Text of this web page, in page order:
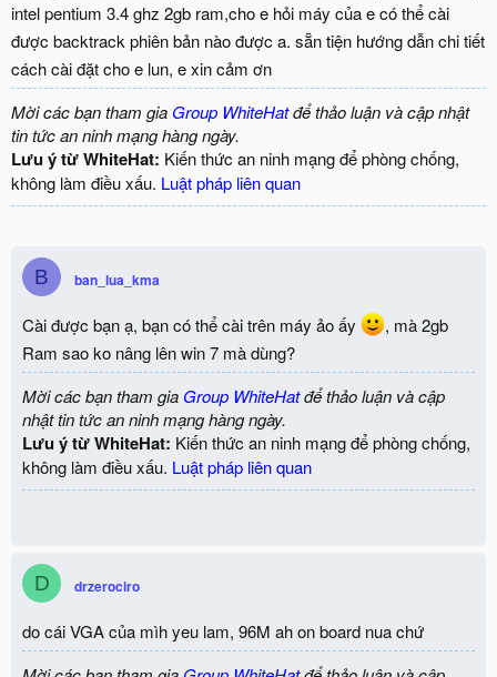
intel pentium 3.4 ghz 2gb ram,cho e hỏi máy của e có thể cài
được backtrack phiên bản nào được a. sẵn tiện hướng dẫn chi tiết
cách cài đặt cho e lun, e xin cảm ơn
Mời các bạn tham gia Group WhiteHatđể thảo luận và cập nhật
tin tức an ninh mạng hàng ngày.
Lưu ý từ WhiteHat: Kiến thức an ninh mạng để phòng chống,
không làm điều xấu. Luật pháp liên quan
B ban_lua_kma
Cài được bạn ạ, bạn có thể cài trên máy ảo ấy
, mà 2gb
Ram sao ko nâng lên win 7 mà dùng?
Mời các bạn tham gia Group WhiteHatđể thảo luận và cập
nhật tin tức an ninh mạng hàng ngày.
Lưu ý từ WhiteHat: Kiến thức an ninh mạng để phòng chống,
không làm điều xấu. Luật pháp liên quan
D drzerociro
do cái VGA của mìh yeu lam, 96M ah on board nua chứ